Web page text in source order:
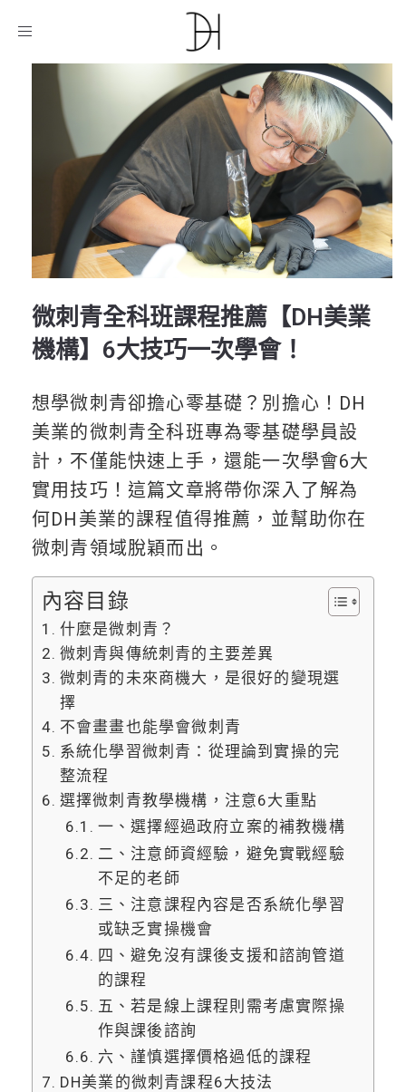
Toggle
課程介紹/
【DH美業機構】6大技巧一次學會！
微刺青全科班課程推薦【DH美業
機構】6大技巧一次學會！
想學微刺青卻擔心零基礎？別擔心！DH
美業的微刺青全科班專為零基礎學員設
計，不僅能快速上手，還能一次學會6大
實用技巧！這篇文章將帶你深入了解為
何DH美業的課程值得推薦，並幫助你在
微刺青領域脫穎而出。
內容目錄
什麼是微刺青？
微刺青與傳統刺青的主要差異
微刺青的未來商機大，是很好的變現選
擇
不會畫畫也能學會微刺青
系統化學習微刺青：從理論到實操的完
整流程
選擇微刺青教學機構，注意6大重點
一、選擇經過政府立案的補教機構
二、注意師資經驗，避免實戰經驗
不足的老師
三、注意課程內容是否系統化學習
或缺乏實操機會
四、避免沒有課後支援和諮詢管道
的課程
五、若是線上課程則需考慮實際操
作與課後諮詢
六、謹慎選擇價格過低的課程
DH美業的微刺青課程6大技法